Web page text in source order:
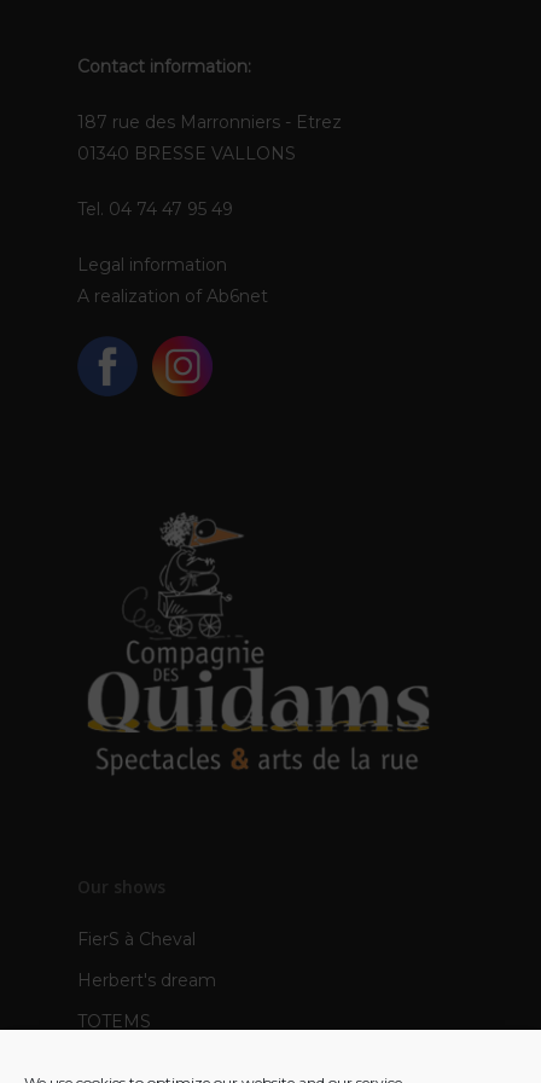
Contact information:
187 rue des Marronniers - Etrez
01340 BRESSE VALLONS
Tel. 04 74 47 95 49
Legal information
A realization of Ab6net
Our shows
FierS à Cheval
Herbert's dream
TOTEMS